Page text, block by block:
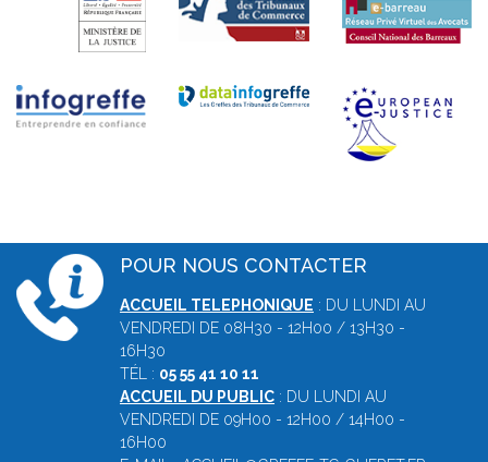
POUR NOUS CONTACTER
ACCUEIL TELEPHONIQUE : DU LUNDI AU
VENDREDI DE 08H30 - 12H00 / 13H30 -
16H30
TÉL : 05 55 41 10 11
ACCUEIL DU PUBLIC : DU LUNDI AU
VENDREDI DE 09H00 - 12H00 / 14H00 -
16H00